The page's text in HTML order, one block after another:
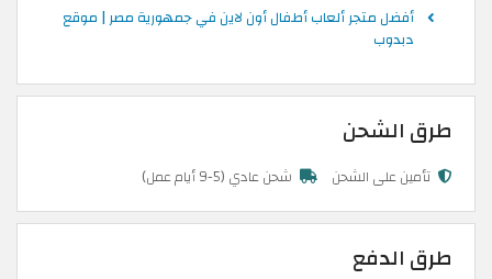
أفضل متجر ألعاب أطفال أون لاين في جمهورية مصر | موقع
دبدوب
طرق الشحن
تأمين على الشحن شحن عادي (5-9 أيام عمل)
طرق الدفع